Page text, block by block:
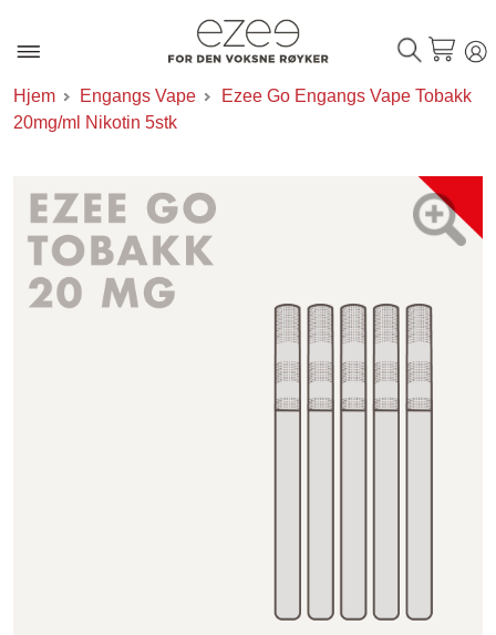
Hjem Engangs Vape
Ezee Go Engangs Vape Tobakk
20mg/ml Nikotin 5stk